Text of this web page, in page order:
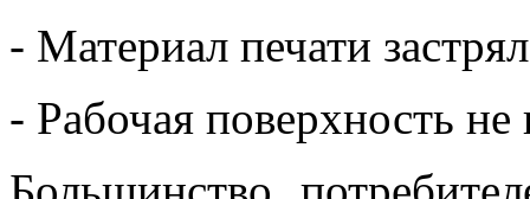
- Материал печати
- Рабочая поверхность